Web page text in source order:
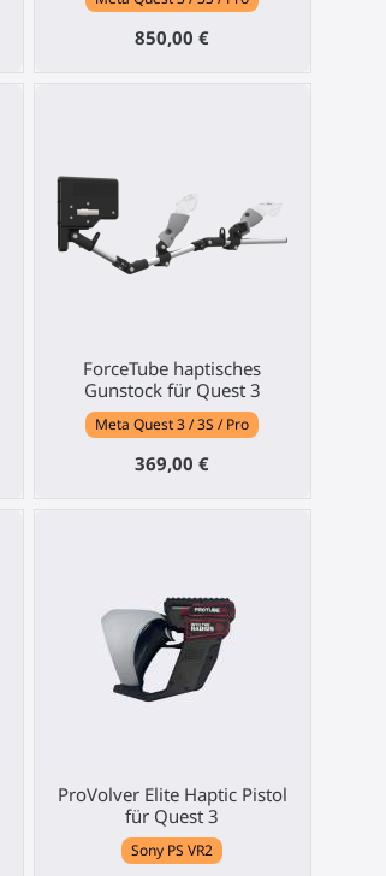
850,00 €
ForceTube haptisches
Gunstock für Quest 3
Meta Quest 3 / 3S / Pro
369,00 €
ProVolver Elite Haptic Pistol
für Quest 3
Sony PS VR2